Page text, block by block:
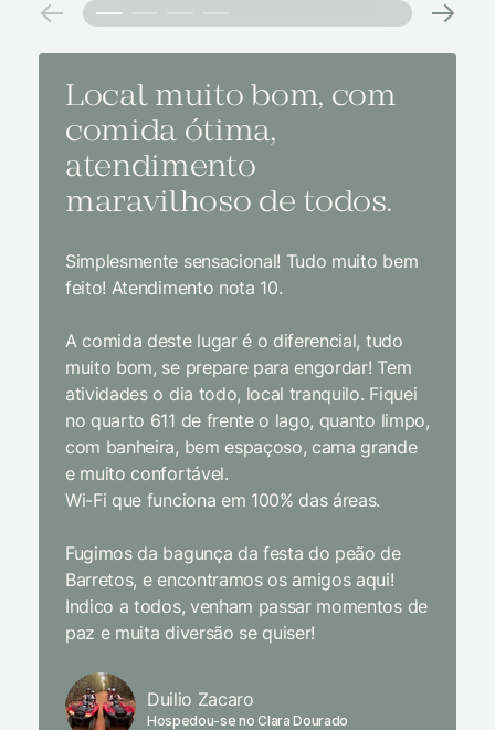
Local muito bom, com
comida ótima,
atendimento
maravilhoso de todos.
Simplesmente sensacional! Tudo muito bem
feito! Atendimento nota 10.
A comida deste lugar é o diferencial, tudo
muito bom, se prepare para engordar! Tem
atividades o dia todo, local tranquilo. Fiquei
no quarto 611 de frente o lago, quanto limpo,
com banheira, bem espaçoso, cama grande
e muito confortável.
Wi-Fi que funciona em 100% das áreas.
Fugimos da bagunça da festa do peão de
Barretos, e encontramos os amigos aqui!
Indico a todos, venham passar momentos de
paz e muita diversão se quiser!
Duilio Zacaro
Hospedou-se no Clara Dourado